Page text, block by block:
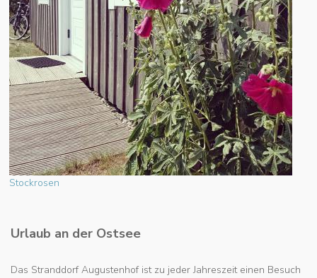
Stockrosen
Urlaub an der Ostsee
Das Stranddorf Augustenhof ist zu jeder Jahreszeit einen Besuch